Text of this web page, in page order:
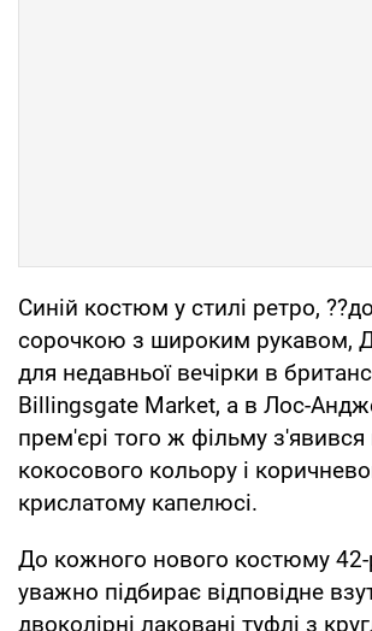
Синій костюм у стилі ретро,
сорочкою з широким рукавом,
для недавньої вечірки в
Billingsgate Market, а в Лос-
прем'єрі того ж фільму з'явився
кокосового кольору і
крислатому капелюсі.
До кожного нового костюму 42-
уважно підбирає відповідне
двоколірні лаковані туфлі з